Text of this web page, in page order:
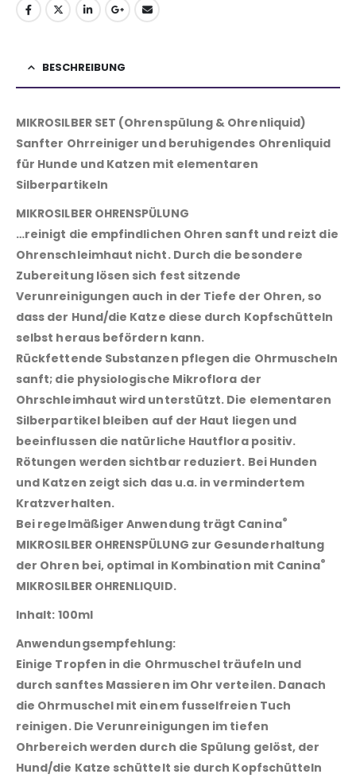
BESCHREIBUNG
MIKROSILBER SET (Ohrenspülung & Ohrenliquid)
Sanfter Ohrreiniger und beruhigendes Ohrenliquid
für Hunde und Katzen mit elementaren
Silberpartikeln
MIKROSILBER OHRENSPÜLUNG
…reinigt die empfindlichen Ohren sanft und reizt die
Ohrenschleimhaut nicht. Durch die besondere
Zubereitung lösen sich fest sitzende
Verunreinigungen auch in der Tiefe der Ohren, so
dass der Hund/die Katze diese durch Kopfschütteln
selbst heraus befördern kann.
Rückfettende Substanzen pflegen die Ohrmuscheln
sanft; die physiologische Mikroflora der
Ohrschleimhaut wird unterstützt. Die elementaren
Silberpartikel bleiben auf der Haut liegen und
beeinflussen die natürliche Hautflora positiv.
Rötungen werden sichtbar reduziert. Bei Hunden
und Katzen zeigt sich das u.a. in vermindertem
Kratzverhalten.
Bei regelmäßiger Anwendung trägt Canina®
MIKROSILBER OHRENSPÜLUNG zur Gesunderhaltung
der Ohren bei, optimal in Kombination mit Canina®
MIKROSILBER OHRENLIQUID.
Inhalt: 100ml
Anwendungsempfehlung:
Einige Tropfen in die Ohrmuschel träufeln und
durch sanftes Massieren im Ohr verteilen. Danach
die Ohrmuschel mit einem fusselfreien Tuch
reinigen. Die Verunreinigungen im tiefen
Ohrbereich werden durch die Spülung gelöst, der
Hund/die Katze schüttelt sie durch Kopfschütteln